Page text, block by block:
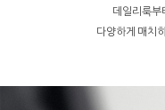
데일리룩부
다양하게 매치